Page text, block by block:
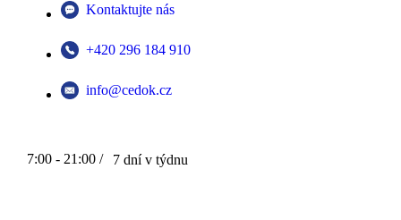
Kontaktujte nás
+420 296 184 910
info@cedok.cz
7:00 - 21:00 / 7 dní v týdnu